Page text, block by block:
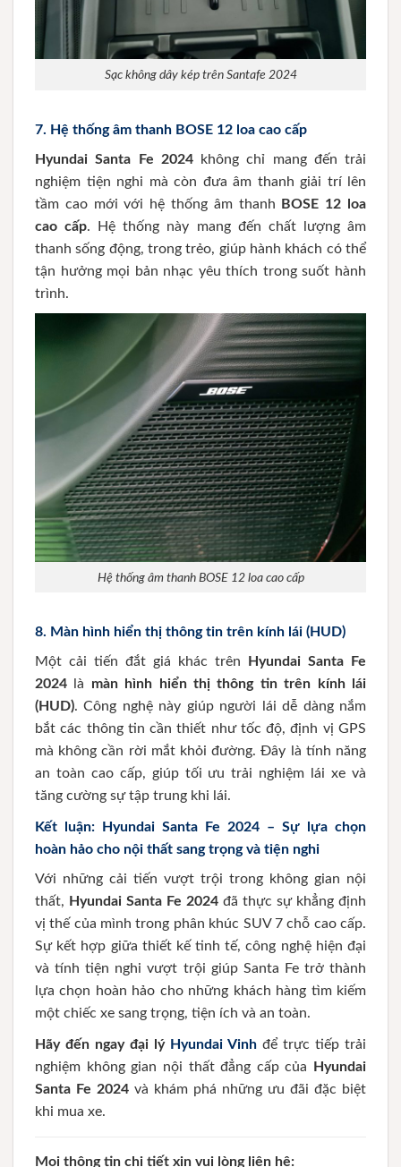
Sạc không dây kép trên Santafe 2024
7. Hệ thống âm thanh BOSE 12 loa cao cấp
Hyundai Santa Fe 2024không chỉ mang đến trải
nghiệm tiện nghi mà còn đưa âm thanh giải trí lên
tầm cao mới với hệ thống âm thanh
BOSE 12 loa
cao cấp. Hệ thống này mang đến chất lượng âm
thanh sống động, trong trẻo, giúp hành khách có thể
tận hưởng mọi bản nhạc yêu thích trong suốt hành
trình.
Hệ thống âm thanh BOSE 12 loa cao cấp
8. Màn hình hiển thị thông tin trên kính lái (HUD)
Một cải tiến đắt giá khác trên
Hyundai Santa Fe
2024 là màn hình hiển thị thông tin trên kính lái
(HUD). Công nghệ này giúp người lái dễ dàng nắm
bắt các thông tin cần thiết như tốc độ, định vị GPS
mà không cần rời mắt khỏi đường. Đây là tính năng
an toàn cao cấp, giúp tối ưu trải nghiệm lái xe và
tăng cường sự tập trung khi lái.
Kết luận: Hyundai Santa Fe 2024 – Sự lựa chọn
hoàn hảo cho nội thất sang trọng và tiện nghi
Với những cải tiến vượt trội trong không gian nội
thất, Hyundai Santa Fe 2024 đã thực sự khẳng định
vị thế của mình trong phân khúc SUV 7 chỗ cao cấp.
Sự kết hợp giữa thiết kế tinh tế, công nghệ hiện đại
và tính tiện nghi vượt trội giúp Santa Fe trở thành
lựa chọn hoàn hảo cho những khách hàng tìm kiếm
một chiếc xe sang trọng, tiện ích và an toàn.
Hãy đến ngay đại lý Hyundai Vinh để trực tiếp trải
nghiệm không gian nội thất đẳng cấp của Hyundai
Santa Fe 2024 và khám phá những ưu đãi đặc biệt
khi mua xe.
Mọi thông tin chi tiết xin vui lòng liên hệ: